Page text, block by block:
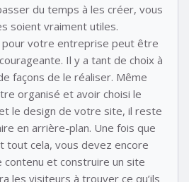
du temps à les créer, vous
soient vraiment utiles.
pour votre entreprise peut être
Il y a tant de choix à
façons de le réaliser. Même
organisé et avoir choisi le
le design de votre site, il reste
en arrière-plan. Une fois que
tout cela, vous devez encore
et construire un site
les visiteurs à trouver ce qu’ils